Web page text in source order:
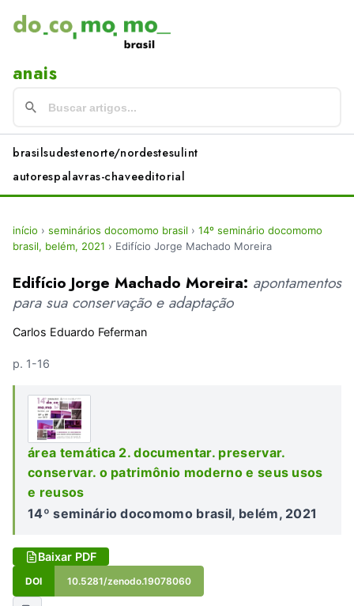
anais
brasilsudestenorte/nordestesulint
autorespalavras-chaveeditorial
início › seminários docomomo brasil › 14º seminário docomomo
brasil, belém, 2021 › Edifício Jorge Machado Moreira
Edifício Jorge Machado Moreira: apontamentos
para sua conservação e adaptação
Carlos Eduardo Feferman
p. 1-16
área temática 2. documentar. preservar.
conservar. o patrimônio moderno e seus usos
e reusos
14º seminário docomomo brasil, belém, 2021
Baixar PDF
DOI 10.5281/zenodo.19078060